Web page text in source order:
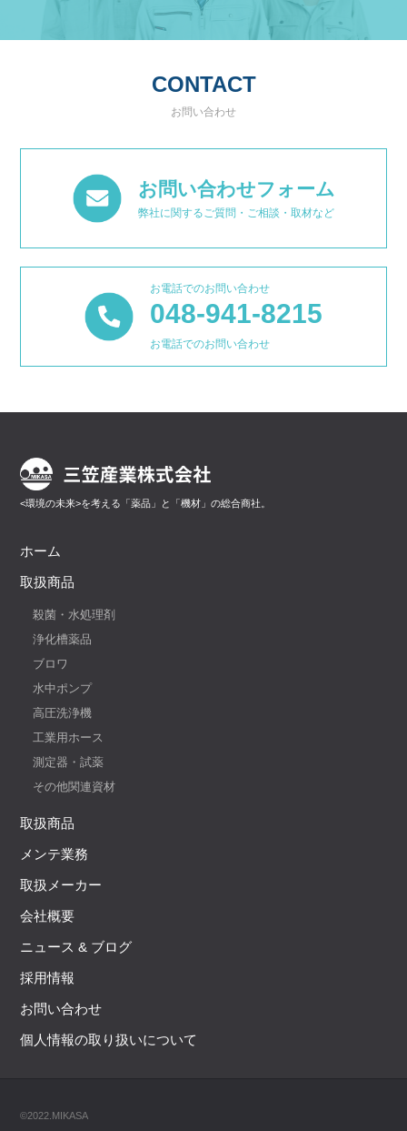
CONTACT
お問い合わせ
お問い合わせフォーム
弊社に関するご質問・ご相談・取材など
お電話でのお問い合わせ
048-941-8215
お電話でのお問い合わせ
<環境の未来>を考える「薬品」と「機材」の総合商社。
ホーム
取扱商品
殺菌・水処理剤
浄化槽薬品
ブロワ
水中ポンプ
高圧洗浄機
工業用ホース
測定器・試薬
その他関連資材
取扱商品
メンテ業務
取扱メーカー
会社概要
ニュース & ブログ
採用情報
お問い合わせ
個人情報の取り扱いについて
©2022.MIKASA